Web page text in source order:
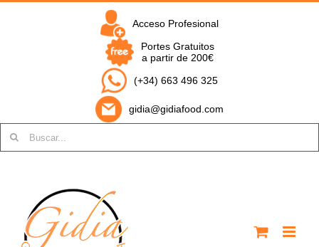
Saltar
Acceso Profesional
Portes Gratuitos
a partir de 200€
(+34) 663 496 325
gidia@gidiafood.com